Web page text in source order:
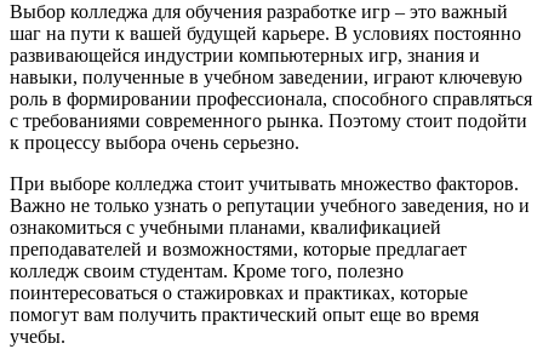
Выбор колледжа для обучения разработке игр – это важный
шаг на пути к вашей будущей карьере. В условиях постоянно
развивающейся индустрии компьютерных игр, знания и
навыки, полученные в учебном заведении, играют ключевую
роль в формировании профессионала, способного справляться
с требованиями современного рынка. Поэтому стоит подойти
к процессу выбора очень серьезно.
При выборе колледжа стоит учитывать множество факторов.
Важно не только узнать о репутации учебного заведения, но и
ознакомиться с учебными планами, квалификацией
преподавателей и возможностями, которые предлагает
колледж своим студентам. Кроме того, полезно
поинтересоваться о стажировках и практиках, которые
помогут вам получить практический опыт еще во время
учебы.